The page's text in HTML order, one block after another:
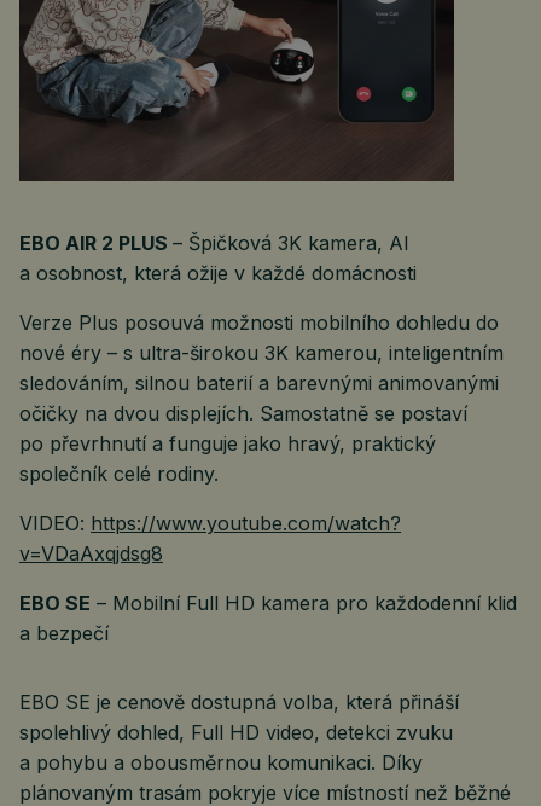
EBO AIR 2 PLUS – Špičková 3K kamera, AI
a osobnost, která ožije v každé domácnosti
Verze Plus posouvá možnosti mobilního dohledu do
nové éry – s ultra-širokou 3K kamerou, inteligentním
sledováním, silnou baterií a barevnými animovanými
očičky na dvou displejích. Samostatně se postaví
po převrhnutí a funguje jako hravý, praktický
společník celé rodiny.
VIDEO: https://www.youtube.com/watch?
v=VDaAxqjdsg8
EBO SE – Mobilní Full HD kamera pro každodenní klid
a bezpečí
EBO SE je cenově dostupná volba, která přináší
spolehlivý dohled, Full HD video, detekci zvuku
a pohybu a obousměrnou komunikaci. Díky
plánovaným trasám pokryje více místností než běžné